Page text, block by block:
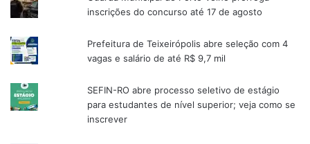
inscrições do concurso até 17 de agosto
Prefeitura de Teixeirópolis abre seleção com 4
vagas e salário de até R$ 9,7 mil
SEFIN-RO abre processo seletivo de estágio
para estudantes de nível superior; veja como se
inscrever